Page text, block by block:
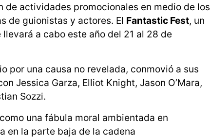
de actividades promocionales en medio de los
de guionistas y actores. El Fantastic Fest, un
a cabo este año del 21 al 28 de
por una causa no revelada, conmovió a sus
Jessica Garza, Elliot Knight, Jason O’Mara,
Sozzi.
una fábula moral ambientada en
en la parte baja de la cadena